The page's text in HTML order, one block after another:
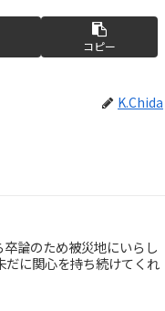
コピー
K.Chida
論のため被災地にいらし
に関心を持ち続けてくれ